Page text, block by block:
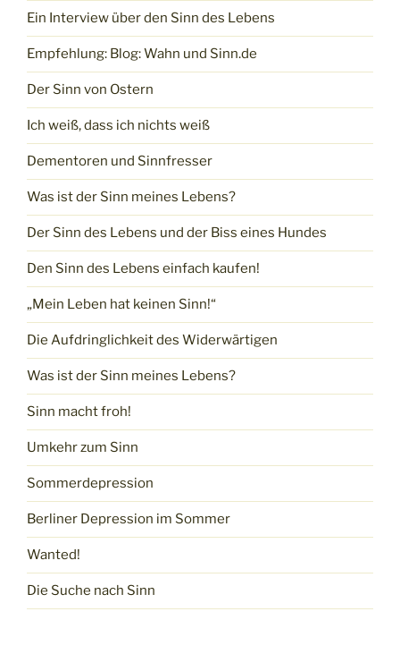
Ein Interview über den Sinn des Lebens
Empfehlung: Blog: Wahn und Sinn.de
Der Sinn von Ostern
Ich weiß, dass ich nichts weiß
Dementoren und Sinnfresser
Was ist der Sinn meines Lebens?
Der Sinn des Lebens und der Biss eines Hundes
Den Sinn des Lebens einfach kaufen!
„Mein Leben hat keinen Sinn!“
Die Aufdringlichkeit des Widerwärtigen
Was ist der Sinn meines Lebens?
Sinn macht froh!
Umkehr zum Sinn
Sommerdepression
Berliner Depression im Sommer
Wanted!
Die Suche nach Sinn